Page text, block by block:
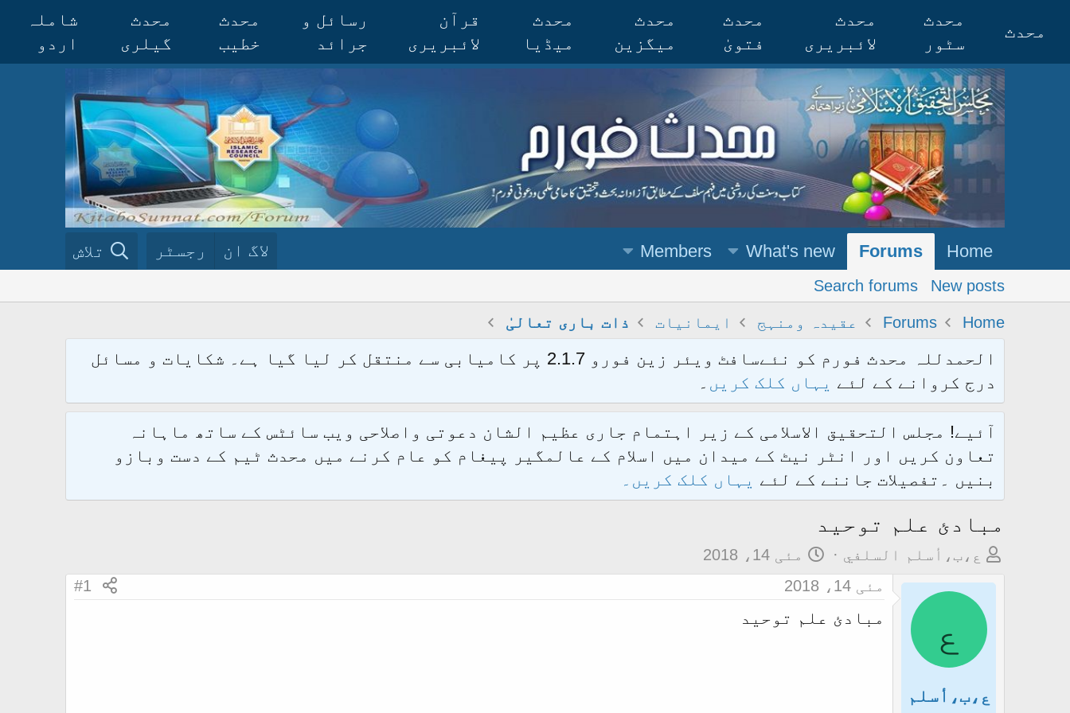
محدث
محدث
سٹور
محدث
لائبریری
محدث
فتویٰ
محدث
میگزین
محدث
میڈیا
قرآن
لائبریری
رسائل و
جرائد
محدث
خطیب
محدث
گیلری
شاملہ
اردو
Home
Forums
What's new
Members لاگ ان رجسٹر تلاش
New posts
Search forums
Home
Forums عقیدہ ومنہج ایمانیات ذات باری تعالیٰ
الحمدللہ محدث فورم کو نئےسافٹ ویئر زین فورو 2.1.7 پر کامیابی سے منتقل کر لیا گیا ہے۔ شکایات و مسائل
درج کروانے کے لئے یہاں کلک کریں ۔
آئیے! مجلس التحقیق الاسلامی کے زیر اہتمام جاری عظیم الشان دعوتی واصلاحی ویب سائٹس کے ساتھ ماہانہ
تعاون کریں اور انٹر نیٹ کے میدان میں اسلام کے عالمگیر پیغام کو عام کرنے میں محدث ٹیم کے دست وبازو
بنیں ۔تفصیلات جاننے کے لئے یہاں کلک کریں۔
مبادئ علم توحید
م
ض
ع،ب،أسلم السلفي
ت
ا
ی
مئی 14، 2018
ع
ع،ب،أسلم
مئی 14، 2018 #1
مبادئ علم توحید